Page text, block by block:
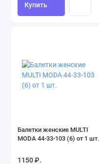
Купить
Балетки женские MULTI
MODA 44-33-103 (6) от 1 шт.
1150 ₽.